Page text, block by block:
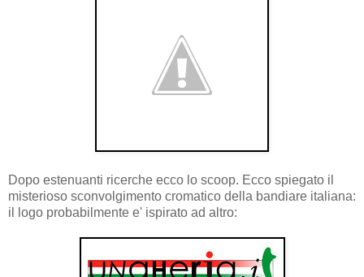
Dopo estenuanti ricerche ecco lo scoop. Ecco spiegato il
misterioso sconvolgimento cromatico della bandiare italiana:
il logo probabilmente e' ispirato ad altro: